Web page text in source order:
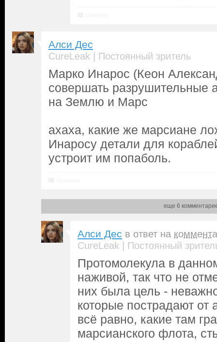
Алси Дес
CureLeak | Постоянный зритель
Марко Инарос (Кеон
совершать разрушительные
на Землю и Марс
ахаха, какие же марсиане
Инаросу детали для
устроит им попаболь.
еще 6
Алси Дес в ответ на
CureLeak | Постоянный
Протомолекула в
наживой, так что не
них была цель -
которые пострадают от
всё равно, какие там
марсианского флота,